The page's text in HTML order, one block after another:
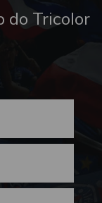
do Tricolor